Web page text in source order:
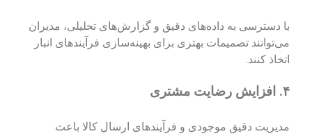
با دسترسی به داده‌های دقیق و گزارش‌های تحلیلی، مدیران
می‌توانند تصمیمات بهتری برای بهینه‌سازی فرآیندهای انبار
اتخاذ کنند.
۴. افزایش رضایت مشتری
مدیریت دقیق موجودی و فرآیندهای ارسال کالا باعث